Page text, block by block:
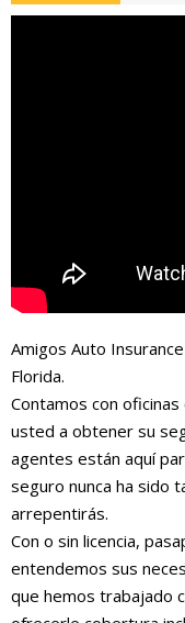
Amigos Auto
Florida.
Contamos con
usted a obtener su
agentes están aquí
seguro nunca ha sido
arrepentirás.
Con o sin licencia,
entendemos sus
que hemos trabajado